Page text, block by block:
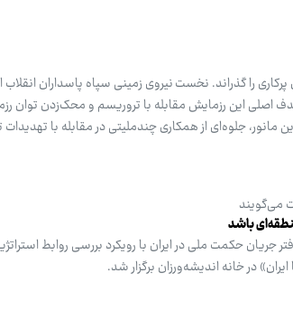
را گذراند. نخست نیروی زمینی سپاه پاسداران
۲۰۲۵» را برگزار کرد. هدف اصلی این رزمایش مقابله با تروریسم و
جلوه‌ای از همکاری چندملیتی در مقابله با
می‌گویند
باشد
حکمت ملی در ایران با رویکرد بررسی روابط استراتژیک
در خانه اندیشه‌ورزان برگزار شد.